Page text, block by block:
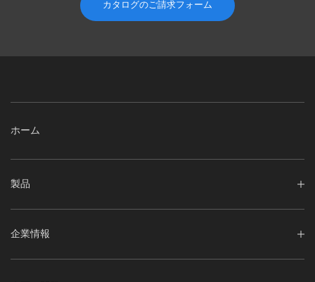
カタログのご請求フォーム
ホーム
製品
企業情報